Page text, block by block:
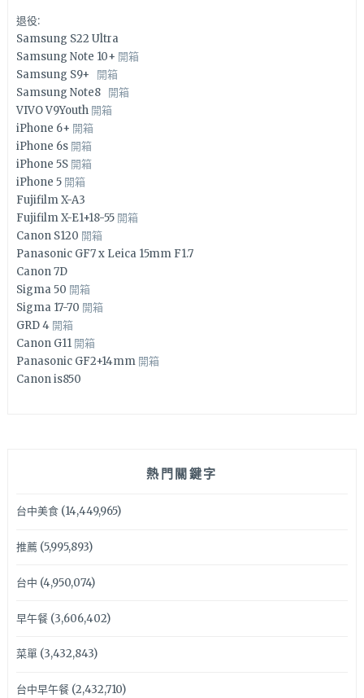
退役:
Samsung S22 Ultra
Samsung Note 10+ 開箱
Samsung S9+ 開箱
Samsung Note8 開箱
VIVO V9Youth 開箱
iPhone 6+ 開箱
iPhone 6s 開箱
iPhone 5S 開箱
iPhone 5 開箱
Fujifilm X-A3
Fujifilm X-E1+18-55 開箱
Canon S120 開箱
Panasonic GF7 x Leica 15mm F1.7
Canon 7D
Sigma 50 開箱
Sigma 17-70 開箱
GRD 4 開箱
Canon G11 開箱
Panasonic GF2+14mm 開箱
Canon is850
熱門關鍵字
台中美食(14,449,965)
推薦(5,995,893)
台中 (4,950,074)
早午餐(3,606,402)
菜單(3,432,843)
台中早午餐(2,432,710)